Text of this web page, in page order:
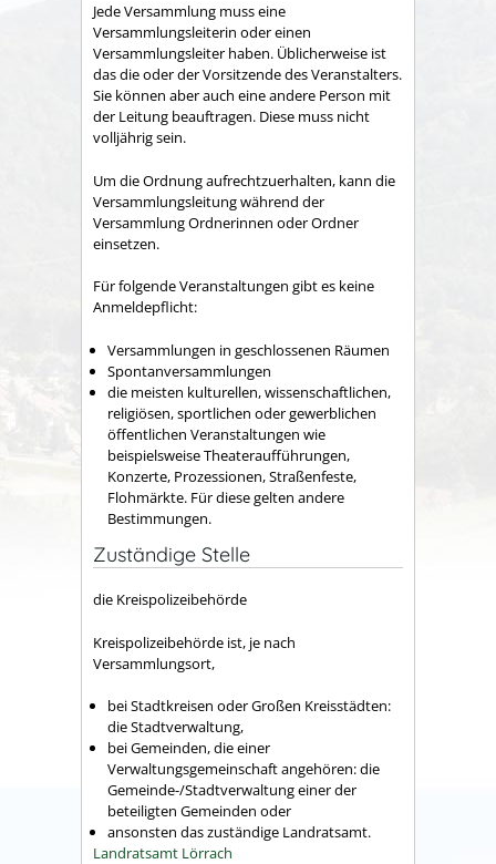
Jede Versammlung muss eine
Versammlungsleiterin oder einen
Versammlungsleiter haben. Üblicherweise ist
das die oder der Vorsitzende des Veranstalters.
Sie können aber auch eine andere Person mit
der Leitung beauftragen. Diese muss nicht
volljährig sein.
Um die Ordnung aufrechtzuerhalten, kann die
Versammlungsleitung während der
Versammlung Ordnerinnen oder Ordner
einsetzen.
Für folgende Veranstaltungen gibt es keine
Anmeldepflicht:
Versammlungen in geschlossenen Räumen
Spontanversammlungen
die meisten kulturellen, wissenschaftlichen,
religiösen, sportlichen oder gewerblichen
öffentlichen Veranstaltungen wie
beispielsweise Theateraufführungen,
Konzerte, Prozessionen, Straßenfeste,
Flohmärkte. Für diese gelten andere
Bestimmungen.
Zuständige Stelle
die Kreispolizeibehörde
Kreispolizeibehörde ist, je nach
Versammlungsort,
bei Stadtkreisen oder Großen Kreisstädten:
die Stadtverwaltung,
bei Gemeinden, die einer
Verwaltungsgemeinschaft angehören: die
Gemeinde-/Stadtverwaltung einer der
beteiligten Gemeinden oder
ansonsten das zuständige Landratsamt.
Landratsamt Lörrach